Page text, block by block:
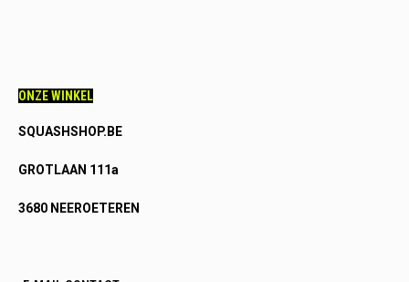
ONZE WINKEL
SQUASHSHOP.BE
GROTLAAN 111a
3680 NEEROETEREN